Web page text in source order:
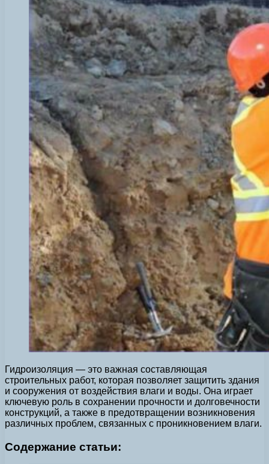
Гидроизоляция — это важная составляющая
строительных работ, которая позволяет защитить здания
и сооружения от воздействия влаги и воды. Она играет
ключевую роль в сохранении прочности и долговечности
конструкций, а также в предотвращении возникновения
различных проблем, связанных с проникновением влаги.
Содержание статьи: